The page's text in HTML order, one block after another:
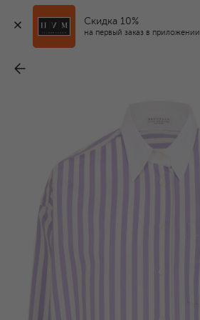
Скидка 10%
на первый заказ в приложении